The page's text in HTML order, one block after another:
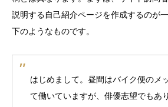
説明する自己紹介ページを作成するのが
下のようなものです。
はじめまして。昼間はバイク便のメ
て働いていますが、俳優志望でもあ